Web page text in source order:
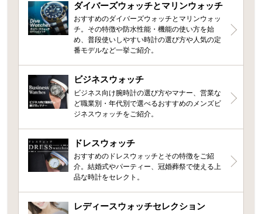
ダイバーズウォッチとマリンウォッチ
おすすめのダイバーズウォッチとマリンウォッ
チ。その特徴や防水性能・機能の使い方を始
め、普段使いしやすい時計の選び方や人気の定
番モデルなど一挙ご紹介。
ビジネスウォッチ
ビジネス向け腕時計の選び方やマナー、営業な
ど職業別・年代別で選べるおすすめのメンズビ
ジネスウォッチをご紹介。
ドレスウォッチ
おすすめのドレスウォッチとその特徴をご紹
介。結婚式やパーティー、冠婚葬祭で使える上
品な時計をセレクト。
レディースウォッチセレクション